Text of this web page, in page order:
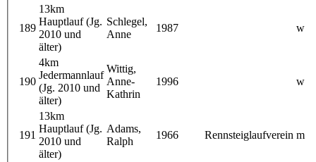
189
13km
Hauptlauf (Jg.
2010 und
älter)
Schlegel,
Anne
1987 w
190
4km
Jedermannlauf
(Jg. 2010 und
älter)
Wittig,
Anne-
Kathrin
1996 w
191
13km
Hauptlauf (Jg.
2010 und
älter)
Adams,
Ralph
1966 Rennsteiglaufverein m